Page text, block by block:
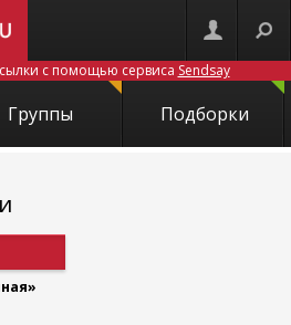
с помощью сервиса Sendsay
Группы Подборки